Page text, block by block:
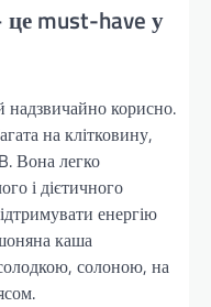
must-have у
корисно.
на клітковину,
Вона легко
і дієтичного
енергію
каша
солоною, на